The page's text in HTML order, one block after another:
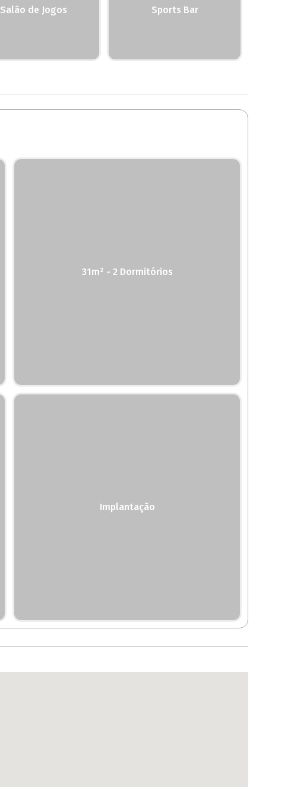
Salão de Jogos Sports Bar
31m² - 2 Dormitórios
Implantação